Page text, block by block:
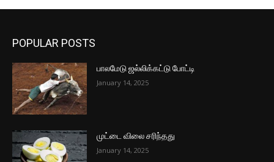
POPULAR POSTS
பாலமேடு ஜல்லிக்கட்டு போட்டி
January 14, 2025
முட்டை விலை சரிந்தது
January 14, 2025